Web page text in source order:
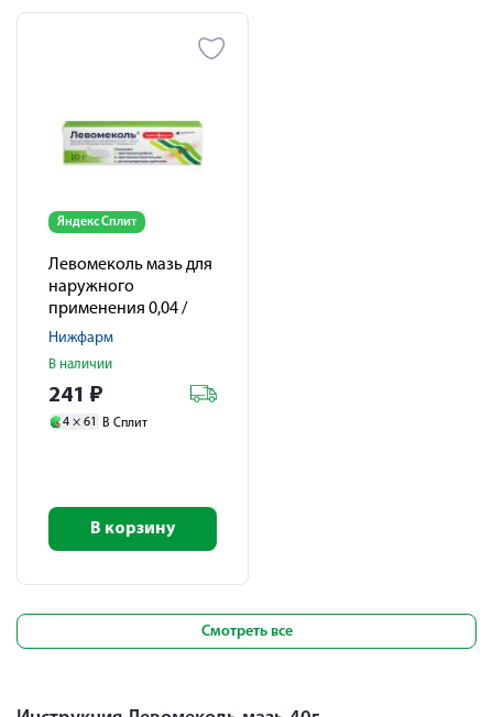
Яндекс Сплит
Левомеколь мазь для
наружного
применения 0,04 /
г+0,0075 / г 10г
Нижфарм
В наличии
241 ₽
4 × 61 В Сплит
В корзину
Смотреть все